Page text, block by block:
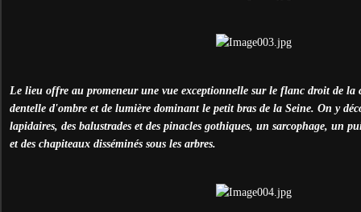
Le lieu offre au promeneur une vue exceptionnelle sur le flanc droit de la
dentelle d'ombre et de lumière dominant le petit bras de la Seine. On y
lapidaires, des balustrades et des pinacles gothiques, un sarcophage, un
et des chapiteaux disséminés sous les arbres.